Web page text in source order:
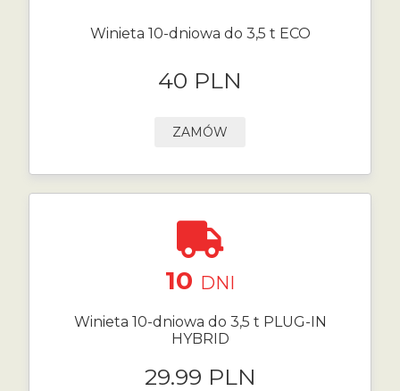
Winieta 10-dniowa do 3,5 t ECO
40 PLN
ZAMÓW
10 DNI
Winieta 10-dniowa do 3,5 t PLUG-IN
HYBRID
29.99 PLN